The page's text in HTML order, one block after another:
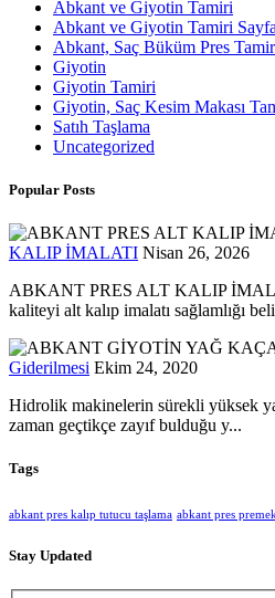
Abkant ve Giyotin Tamiri
Abkant ve Giyotin Tamiri Sayfa
Abkant, Saç Büküm Pres
Giyotin
Giyotin Tamiri
Giyotin, Saç Kesim Makası
Satıh Taşlama
Uncategorized
Popular Posts
KALIP İMALATI Nisan 26, 2026
ABKANT PRES ALT KALIP
kaliteyi alt kalıp imalatı sağlamlığı
Giderilmesi Ekim 24, 2020
Hidrolik makinelerin sürekli yüksek
zaman geçtikçe zayıf bulduğu y...
Tags
abkant pres kalıp tutucu taşlama abkant pres
Stay Updated